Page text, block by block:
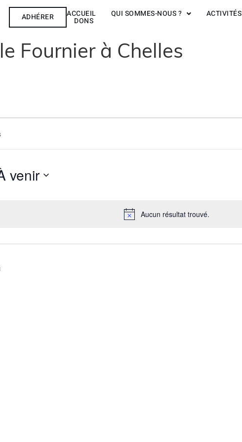
ADHÉRER ACCUEIL QUI SOMMES-NOUS ? ACTIVITÉS
DONS
Fournier à Chelles
Notice
Aucun résultat trouvé.
venir